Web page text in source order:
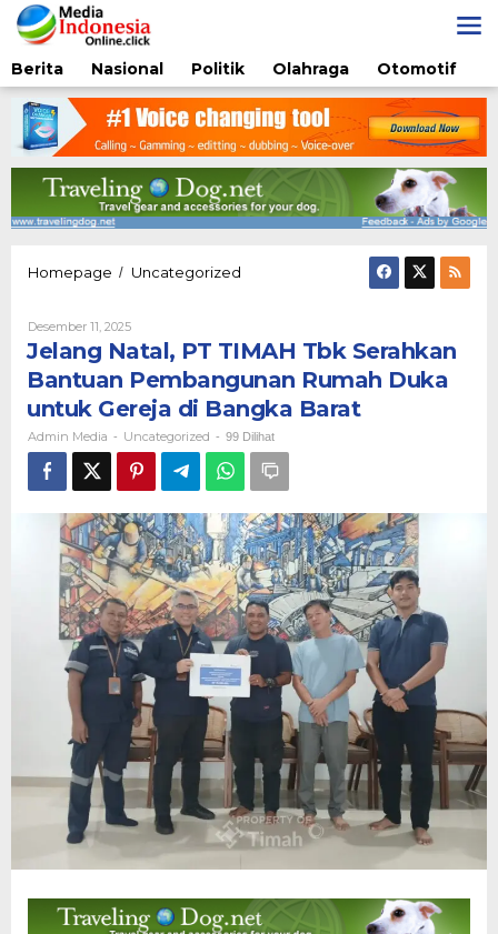
Lewati
ke
konten
Berita
Nasional Politik Olahraga Otomotif
Homepage / Uncategorized
Tbk
Bantuan
Pembangunan
Rumah
Duka
untuk
Gereja
di
Bangka
Barat
Desember 11, 2025Oleh
Admin
Media
Jelang Natal, PT TIMAH Tbk Serahkan
Bantuan Pembangunan Rumah Duka
untuk Gereja di Bangka Barat
Admin Media - Uncategorized - 99 Dilihat